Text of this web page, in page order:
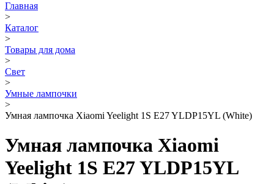
Главная
>
Каталог
>
Товары для дома
>
Свет
>
Умные лампочки
>
Умная лампочка Xiaomi Yeelight 1S E27 YLDP15YL (White)
Умная лампочка Xiaomi
Yeelight 1S E27 YLDP15YL